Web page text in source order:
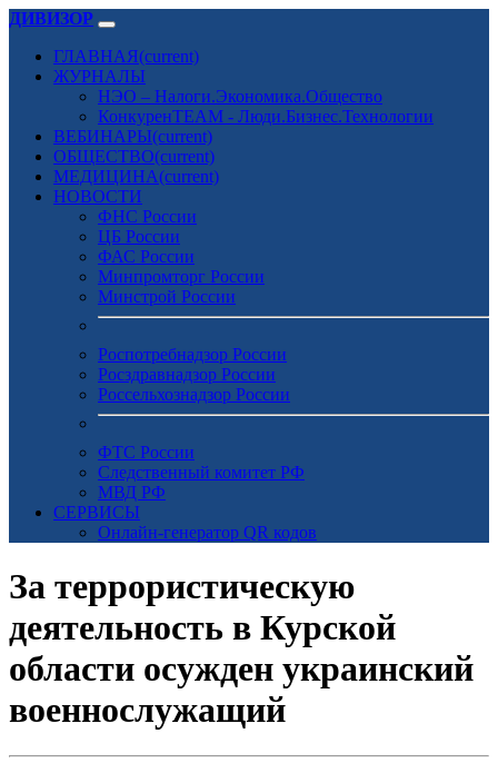
ДИВИЗОР
ГЛАВНАЯ(current)
ЖУРНАЛЫ
НЭО – Налоги.Экономика.Общество
КонкуренTEAM - Люди.Бизнес.Технологии
ВЕБИНАРЫ(current)
ОБЩЕСТВО(current)
МЕДИЦИНА(current)
НОВОСТИ
ФНС России
ЦБ России
ФАС России
Минпромторг России
Минстрой России
Роспотребнадзор России
Росздравнадзор России
Россельхознадзор России
ФТС России
Следственный комитет РФ
МВД РФ
СЕРВИСЫ
Онлайн-генератор QR кодов
За террористическую
деятельность в Курской
области осужден украинский
военнослужащий